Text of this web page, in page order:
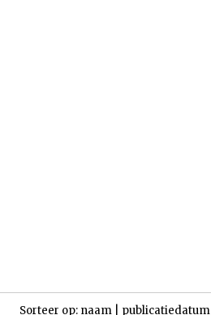
Sorteer op: naam publicatiedatum